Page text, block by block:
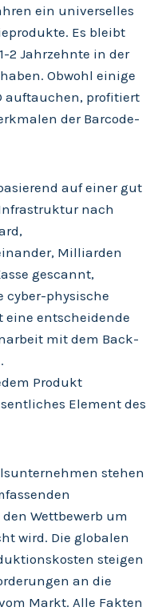
ein universelles
Es bleibt
2 Jahrzehnte in der
Obwohl einige
auftauchen, profitiert
der Barcode-
auf einer gut
nach
Milliarden
gescannt,
cyber-physische
eine entscheidende
mit dem Back-
Produkt
Element des
stehen
Wettbewerb um
wird. Die globalen
steigen
an die
Markt. Alle Fakten